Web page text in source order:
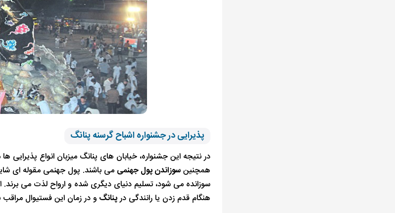
پذیرایی در جشنواره اشباح گرسنه پنانگ
در نتیجه این جشنواره، خیابان های پنانگ میزبان انواع
همچنینسوزاندن پول جهنمی می باشند. پول جهنمی مقوله ای
سوزانده می شود، تسلیم دنیای دیگری شده و ارواح لذت می
هنگام قدم زدن یا رانندگی درپنانگ و در زمان این فستیوال مراقب